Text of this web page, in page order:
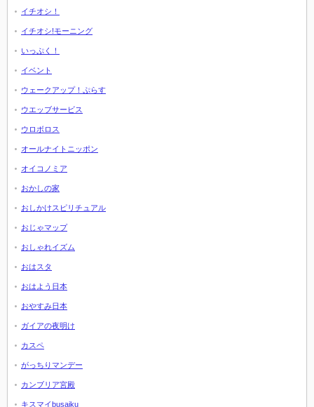
イチオシ！
イチオシ!モーニング
いっぷく！
イベント
ウェークアップ！ぷらす
ウエッブサービス
ウロボロス
オールナイトニッポン
オイコノミア
おかしの家
おしかけスピリチュアル
おじゃマップ
おしゃれイズム
おはスタ
おはよう日本
おやすみ日本
ガイアの夜明け
カスペ
がっちりマンデー
カンブリア宮殿
キスマイbusaiku